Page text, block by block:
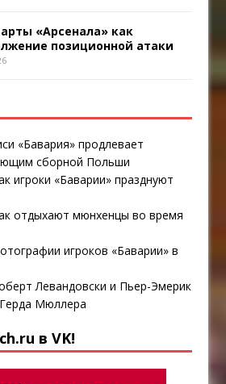
«Арсенала» как
позиционной атаки
«Бавария» продлевает
сборной Польши
игроки «Баварии» празднуют
отдыхают мюнхенцы во время
игроков «Баварии» в
Левандовски и Пьер-Эмерик
Мюллера
в VK!